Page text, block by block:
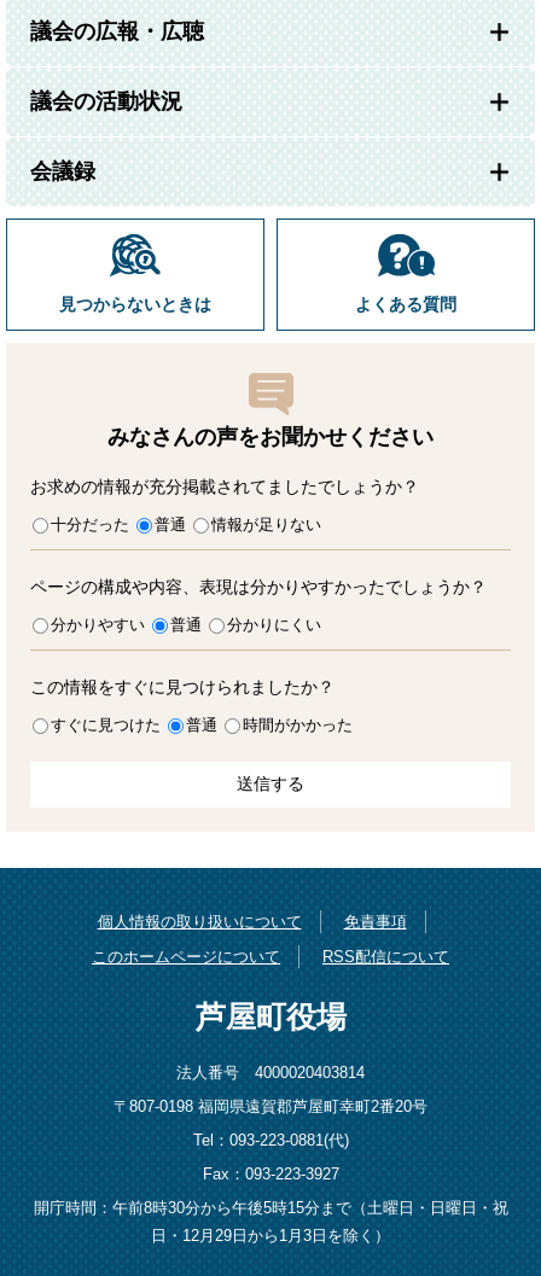
議会の広報・広聴
議会の活動状況
会議録
見つからないときは よくある質問
みなさんの声をお聞かせ ください
お求めの情報が充分掲載されてましたでしょうか？
十分だった 普通 情報が足りない
ページの構成や内容、表現は分かりやすかったでしょうか？
分かりやすい 普通 分かりにくい
この情報をすぐに見つけられましたか？
すぐに見つけた 普通 時間がかかった
個人情報の取り扱いについて
免責事項
このホームページについて
RSS配信について
芦屋町役場
法人番号 4000020403814
〒807-0198 福岡県遠賀郡芦屋町幸町2番20号
Tel：093-223-0881(代)
Fax：093-223-3927
開庁時間：午前8時30分から午後5時15分まで（土曜日・日曜日・祝
日・12月29日から1月3日を除く）